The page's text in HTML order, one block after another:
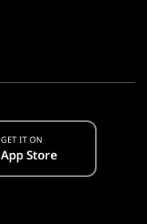
GET IT ON
App Store